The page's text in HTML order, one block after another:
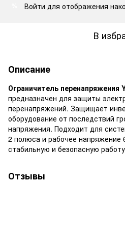
Войти для отображения
В
Описание
Ограничитель перенапряжения
предназначен для защиты
перенапряжений. Защищает
оборудование от последствий
напряжения. Подходит для
2 полюса и рабочее напряжение
стабильную и безопасную
Отзывы